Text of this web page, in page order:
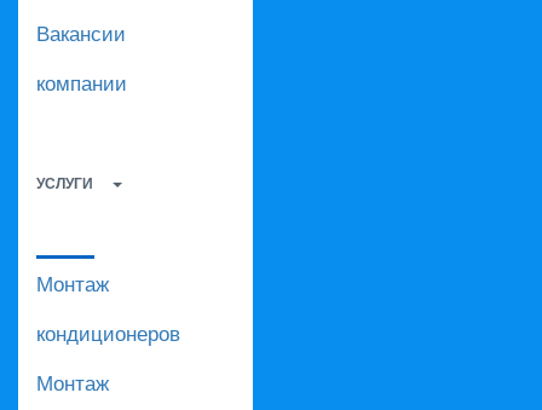
Вакансии
компании
УСЛУГИ
Монтаж
кондиционеров
Монтаж